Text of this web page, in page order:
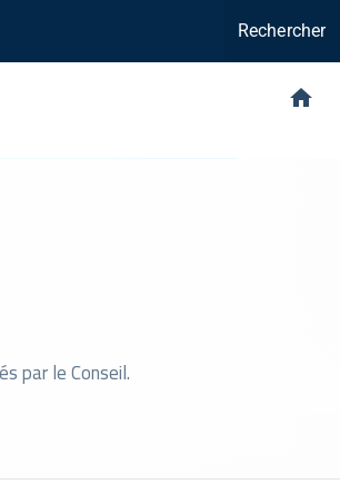
Rechercher
home
par le Conseil.